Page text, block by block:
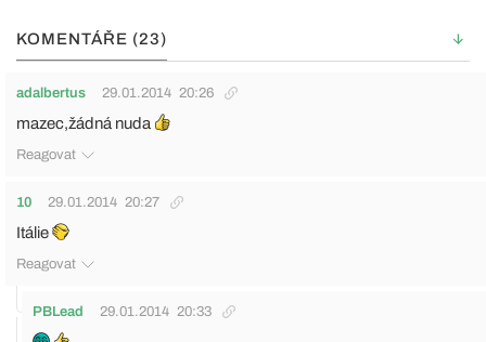
KOMENTÁŘE (23)
adalbertus 29.01.2014 20:26
mazec,žádná nuda
Reagovat
10 29.01.2014 20:27
Itálie
Reagovat
PBLead 29.01.2014 20:33